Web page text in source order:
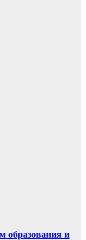
образования и